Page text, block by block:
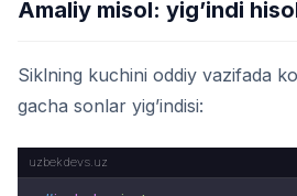
Amaliy misol: yig’indi
Siklning kuchini oddiy vazifada
gacha sonlar yig’indisi: